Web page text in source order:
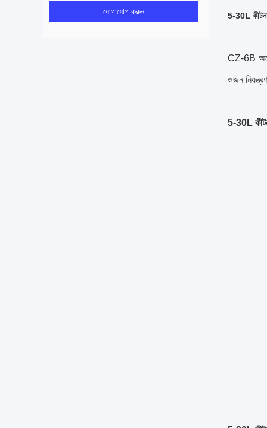
যোগাযোগ করুন 5-30L
CZ-6B
ওজন
5-30L